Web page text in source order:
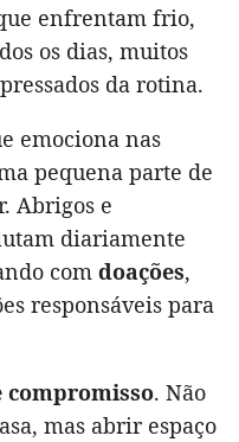
enfrentam frio,
os dias, muitos
da rotina.
emociona nas
pequena parte de
Abrigos e
diariamente
com doações,
responsáveis para
compromisso. Não
mas abrir espaço